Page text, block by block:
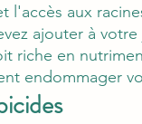
l'accès aux
ajouter à
riche en
endommager